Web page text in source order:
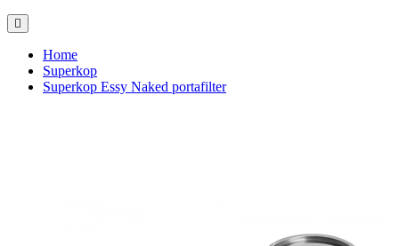
Home
Superkop
Superkop Essy Naked portafilter